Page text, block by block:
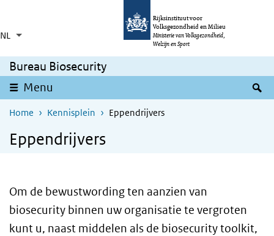
Overslaan en naar de inhoud gaan
Rijksinstituut voor
Volksgezondheid en Milieu
Ministerie van Volksgezondheid,
Welzijn en Sport
NL Taalkeuze
Aanvullende acties weergeven
Ingeklapt
Bureau Biosecurity
Menu
Home Kennisplein Eppendrijvers
Eppendrijvers
Om de bewustwording ten aanzien van
biosecurity binnen uw organisatie te vergroten
kunt u, naast middelen als de biosecurity toolkit,